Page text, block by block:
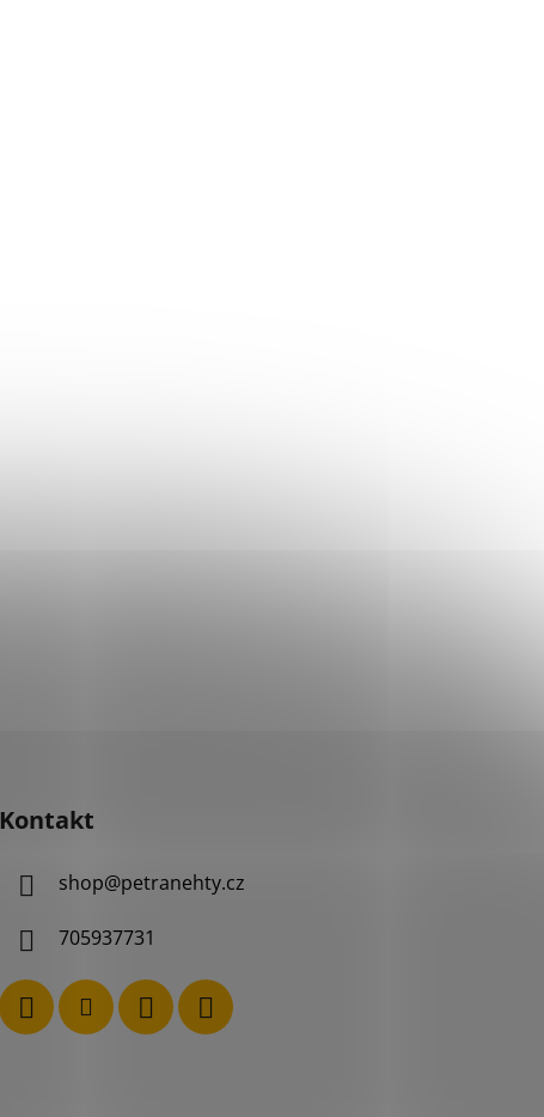
Kontakt
shop@petranehty.cz
705937731